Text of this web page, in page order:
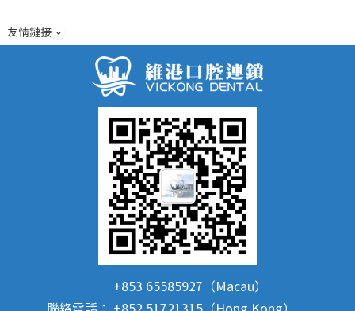
友情鏈接
+853 65585927（Macau）